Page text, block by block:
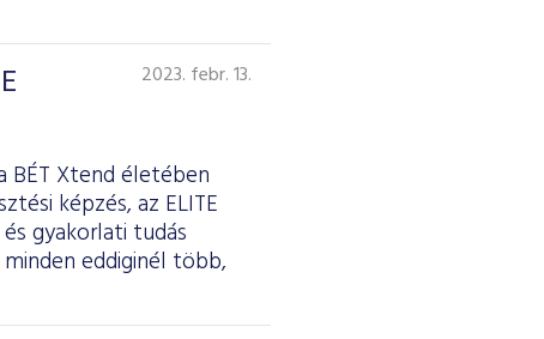
2023. febr. 13.
BÉT Xtend életében
képzés, az ELITE
gyakorlati tudás
eddiginél több,